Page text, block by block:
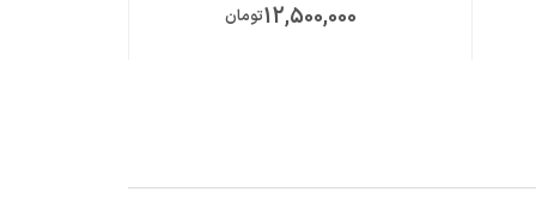
12,500,000تومان